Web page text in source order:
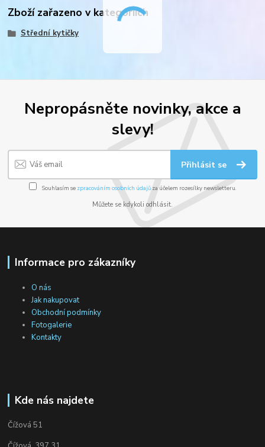
Zboží zařazeno v kategoriích
Střední kytičky
Nepropásněte novinky, akce a
slevy!
Přihlásit se
Souhlasím se zpracováním osobních údajůza účelem rozesílky newsletteru.
Můžete se kdykoli odhlásit.
Informace pro zákazníky
O nás
Jak nakupovat
Obchodní podmínky
Fotogalerie
Kontakty
Kde nás najdete
Čížová 51